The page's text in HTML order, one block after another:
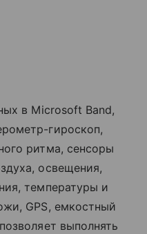
в Microsoft Band,
гироскоп,
ритма, сенсоры
освещения,
температуры и
GPS, емкостный
выполнять